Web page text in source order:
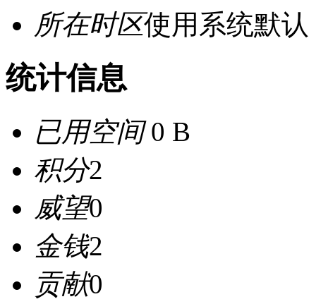
所在时区使用系统默认
统计信息
已用空间0 B
积分2
威望0
金钱2
贡献0